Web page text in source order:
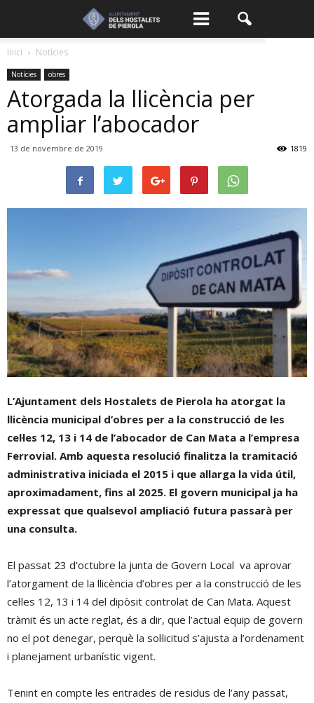
Inici Notícies
Notícies obres
Atorgada la llicència per
ampliar l’abocador
13 de novembre de 2019 1819
L’Ajuntament dels Hostalets de Pierola ha atorgat la
llicència municipal d’obres per a la construcció de les
cel·les 12, 13 i 14 de l’abocador de Can Mata a l’empresa
Ferrovial. Amb aquesta resolució finalitza la tramitació
administrativa iniciada el 2015 i que allarga la vida útil,
aproximadament, fins al 2025. El govern municipal ja ha
expressat que qualsevol ampliació futura passarà per
una consulta.
El passat 23 d’octubre la junta de Govern Local va aprovar
l’atorgament de la llicència d’obres per a la construcció de les
cel·les 12, 13 i 14 del dipòsit controlat de Can Mata. Aquest
tràmit és un acte reglat, és a dir, que l’actual equip de govern
no el pot denegar, perquè la sol·licitud s’ajusta a l’ordenament
i planejament urbanístic vigent.
Tenint en compte les entrades de residus de l’any passat,